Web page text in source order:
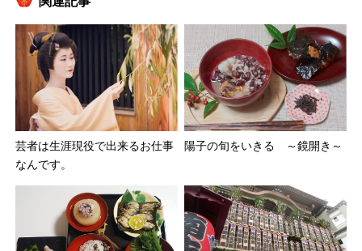
芸者は生涯現役で出来るお仕事
なんです。
陽子の旬をいきる ～鏡開き～